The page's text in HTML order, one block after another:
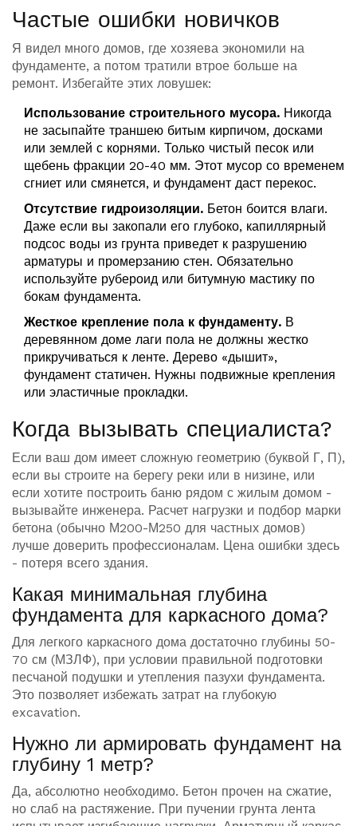
Частые ошибки новичков
Я видел много домов, где хозяева экономили на
фундаменте, а потом тратили втрое больше на
ремонт. Избегайте этих ловушек:
Использование строительного мусора. Никогда
не засыпайте траншею битым кирпичом, досками
или землей с корнями. Только чистый песок или
щебень фракции 20-40 мм. Этот мусор со временем
сгниет или смянется, и фундамент даст перекос.
Отсутствие гидроизоляции. Бетон боится влаги.
Даже если вы закопали его глубоко, капиллярный
подсос воды из грунта приведет к разрушению
арматуры и промерзанию стен. Обязательно
используйте рубероид или битумную мастику по
бокам фундамента.
Жесткое крепление пола к фундаменту. В
деревянном доме лаги пола не должны жестко
прикручиваться к ленте. Дерево «дышит»,
фундамент статичен. Нужны подвижные крепления
или эластичные прокладки.
Когда вызывать специалиста?
Если ваш дом имеет сложную геометрию (буквой Г, П),
если вы строите на берегу реки или в низине, или
если хотите построить баню рядом с жилым домом -
вызывайте инженера. Расчет нагрузки и подбор марки
бетона (обычно М200-М250 для частных домов)
лучше доверить профессионалам. Цена ошибки здесь
- потеря всего здания.
Какая минимальная глубина
фундамента для каркасного дома?
Для легкого каркасного дома достаточно глубины 50-
70 см (МЗЛФ), при условии правильной подготовки
песчаной подушки и утепления пазухи фундамента.
Это позволяет избежать затрат на глубокую
excavation.
Нужно ли армировать фундамент на
глубину 1 метр?
Да, абсолютно необходимо. Бетон прочен на сжатие,
но слаб на растяжение. При пучении грунта лента